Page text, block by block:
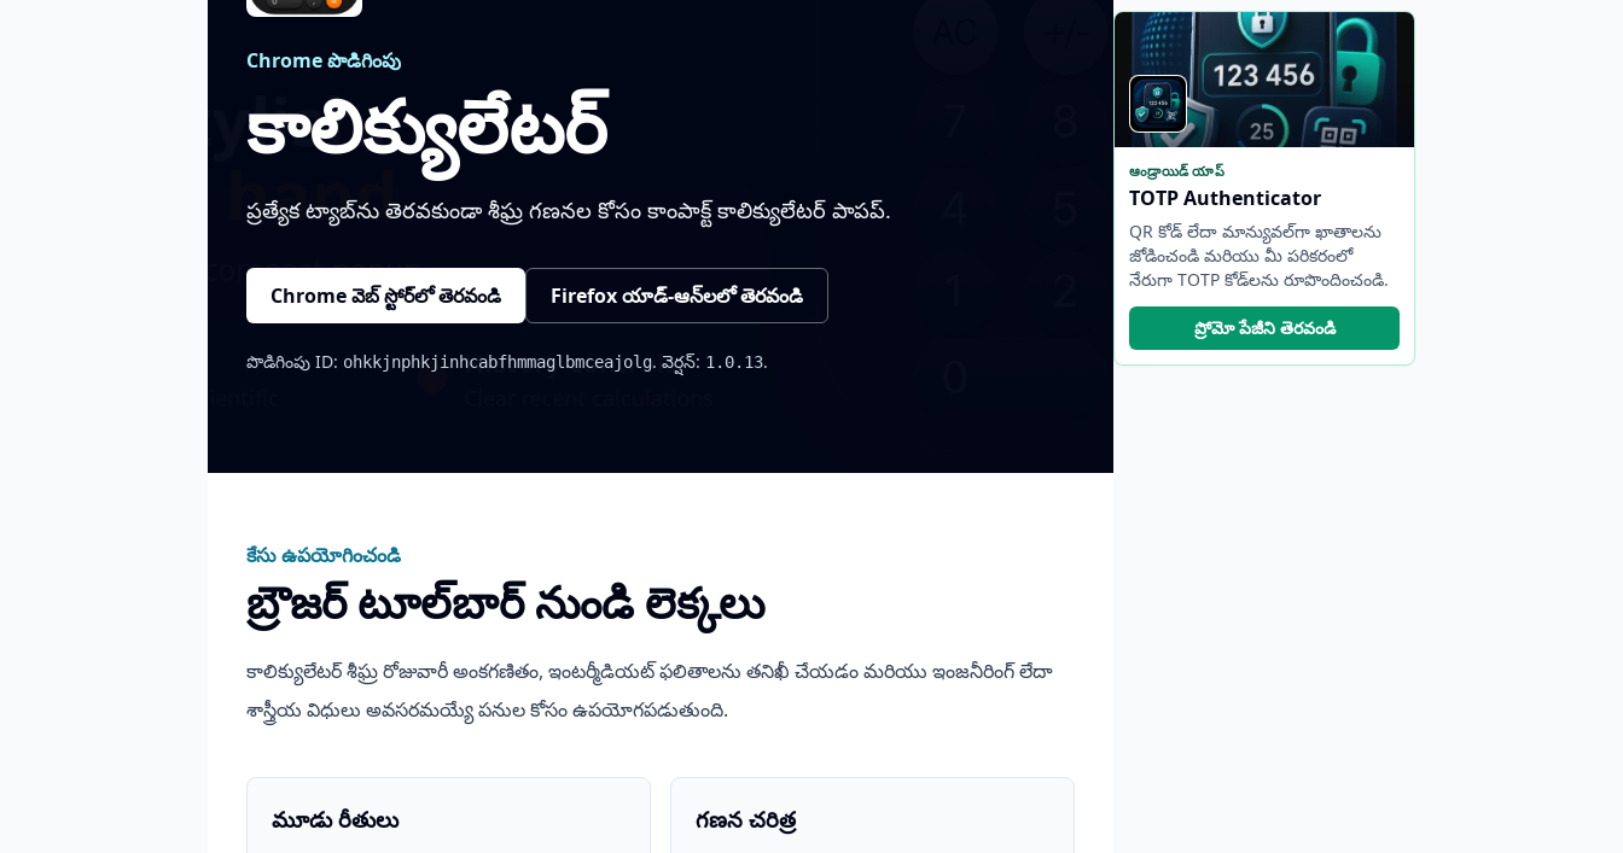
Chrome పొడిగింపు
కాలిక్యులేటర్
ప్రత్యేక ట్యాబ్‌ను తెరవకుండా శీఘ్ర గణనల కోసం కాంపాక్ట్ కాలిక్యులేటర్ పాపప్.
Chrome వెబ్ స్టోర్‌లో తెరవండి Firefox యాడ్-ఆన్‌లలో తెరవండి
పొడిగింపు ID: ohkkjnphkjinhcabfhmmaglbmceajolg. వెర్షన్: 1.0.13.
కేసు ఉపయోగించండి
బ్రౌజర్ టూల్‌బార్ నుండి లెక్కలు
కాలిక్యులేటర్ శీఘ్ర రోజువారీ అంకగణితం, ఇంటర్మీడియట్ ఫలితాలను తనిఖీ చేయడం మరియు ఇంజనీరింగ్ లేదా
శాస్త్రీయ విధులు అవసరమయ్యే పనుల కోసం ఉపయోగపడుతుంది.
మూడు రీతులు గణన చరిత్ర
ఆండ్రాయిడ్ యాప్
TOTP Authenticator
QR కోడ్ లేదా మాన్యువల్‌గా ఖాతాలను
జోడించండి మరియు మీ పరికరంలో
నేరుగా TOTP కోడ్‌లను రూపొందించండి.
ప్రోమో పేజీని తెరవండి